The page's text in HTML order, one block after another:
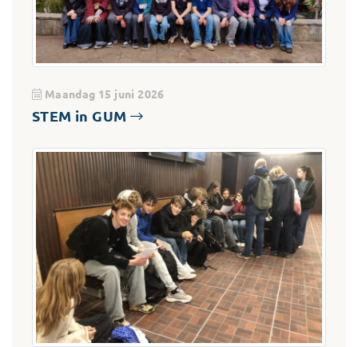
Maandag 15 juni 2026
STEM in GUM